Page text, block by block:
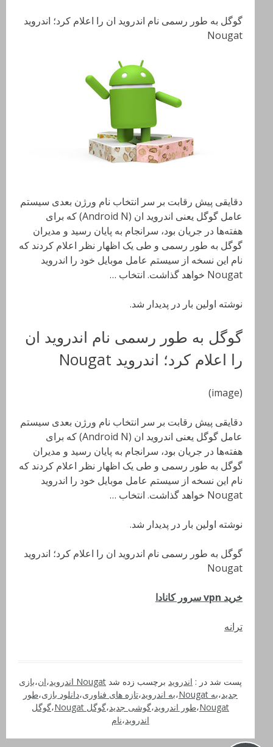
گوگل به طور رسمی نام اندروید ان را اعلام کرد؛ اندروید
Nougat
دقایقی پیش رقابت بر سر انتخاب نام ورژن بعدی سیستم
عامل گوگل یعنی اندروید ان (Android N) که برای
هفته‌ها در جریان بود، سرانجام به پایان رسید و مدیران
گوگل به طور رسمی و طی یک اظهار نظر اعلام کردند که
نام این نسخه از سیستم عامل موبایل خود را اندروید
Nougat خواهد گذاشت. انتخاب …
نوشته اولین بار در پدیدار شد.
گوگل به طور رسمی نام اندروید ان
را اعلام کرد؛ اندروید Nougat
(image)
دقایقی پیش رقابت بر سر انتخاب نام ورژن بعدی سیستم
عامل گوگل یعنی اندروید ان (Android N) که برای
هفته‌ها در جریان بود، سرانجام به پایان رسید و مدیران
گوگل به طور رسمی و طی یک اظهار نظر اعلام کردند که
نام این نسخه از سیستم عامل موبایل خود را اندروید
Nougat خواهد گذاشت. انتخاب …
نوشته اولین بار در پدیدار شد.
گوگل به طور رسمی نام اندروید ان را اعلام کرد؛ اندروید
Nougat
خرید vpn سرور کانادا
ترانه
پست شد در : اندروید برچسب زده شد Nougat اندروید ،ان،بازی
جدید،به Nougat ،به اندروید،تازه های فناوری،دانلود بازی،طور
Nougat،طور اندروید،گوشی جدید،گوگل Nougat ،گوگل
اندروید،نام